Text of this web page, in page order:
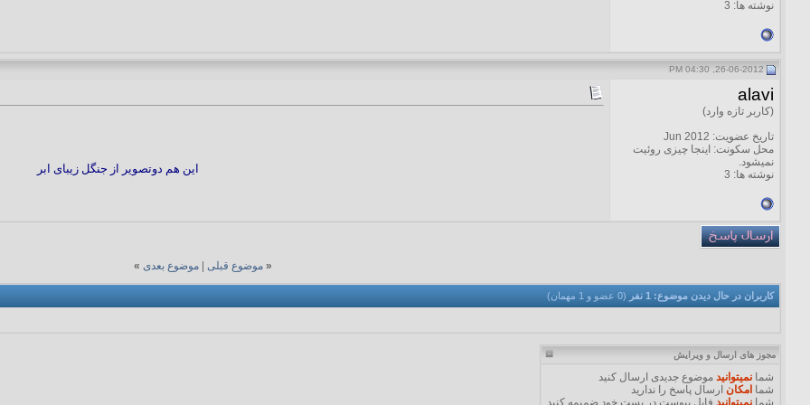
نوشته ها: 3
26-06-2012, 04:30 PM
alavi
(کاربر تازه وارد)
تاریخ عضویت: Jun 2012
محل سکونت: اینجا چیزی روئیت
نمیشود.
نوشته ها: 3
این هم دوتصویر از جنگل زیبای ابر
« موضوع قبلی |موضوع بعدی »
کاربران در حال دیدن موضوع: 1 نفر (0 عضو و 1 مهمان)
مجوز های ارسال و ویرایش
شما نمیتوانیدموضوع جدیدی ارسال کنید
شما امکانارسال پاسخ را ندارید
شما نمیتوانیدفایل پیوست در پست خود ضمیمه کنید